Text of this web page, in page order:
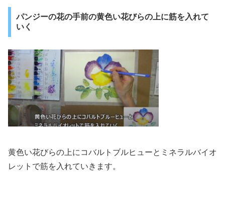
パンジーの花の手前の黄色い花びらの上に筋を入れて
いく
黄色い花びらの上にコバルトブルヒューとミネラルバイオ
レットで筋を入れていきます。